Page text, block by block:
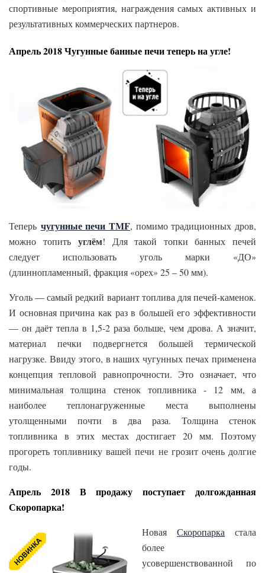
спортивные мероприятия, награждения самых активных и
результативных коммерческих партнеров.
Апрель 2018 Чугунные банные печи теперь на угле!
Теперь чугунныепечи TMF, помимо традиционных дров,
можно топитьуглём! Для такой топки банных печей
следует использовать уголь марки «ДО»
(длиннопламенный, фракция «орех» 25 – 50 мм).
Уголь — самый редкий вариант топлива для печей-каменок.
И основная причина как раз в большей его эффективности
— он даёт тепла в 1,5-2 раза больше, чем дрова. А значит,
материал печки подвергнется большей термической
нагрузке. Ввиду этого, в наших чугунных печах применена
концепция тепловой равнопрочности. Это означает, что
минимальная толщина стенок топливника - 12 мм, а
наиболее теплонагруженные места выполнены
утолщенными почти в два раза. Толщина стенок
топливника в этих местах достигает 20 мм. Поэтому
прогореть топливнику вашей печи не грозит очень долгие
годы.
Апрель 2018 В продажу поступает долгожданная
Скоропарка!
Новая Скоропарка стала
более
усовершенствованной по